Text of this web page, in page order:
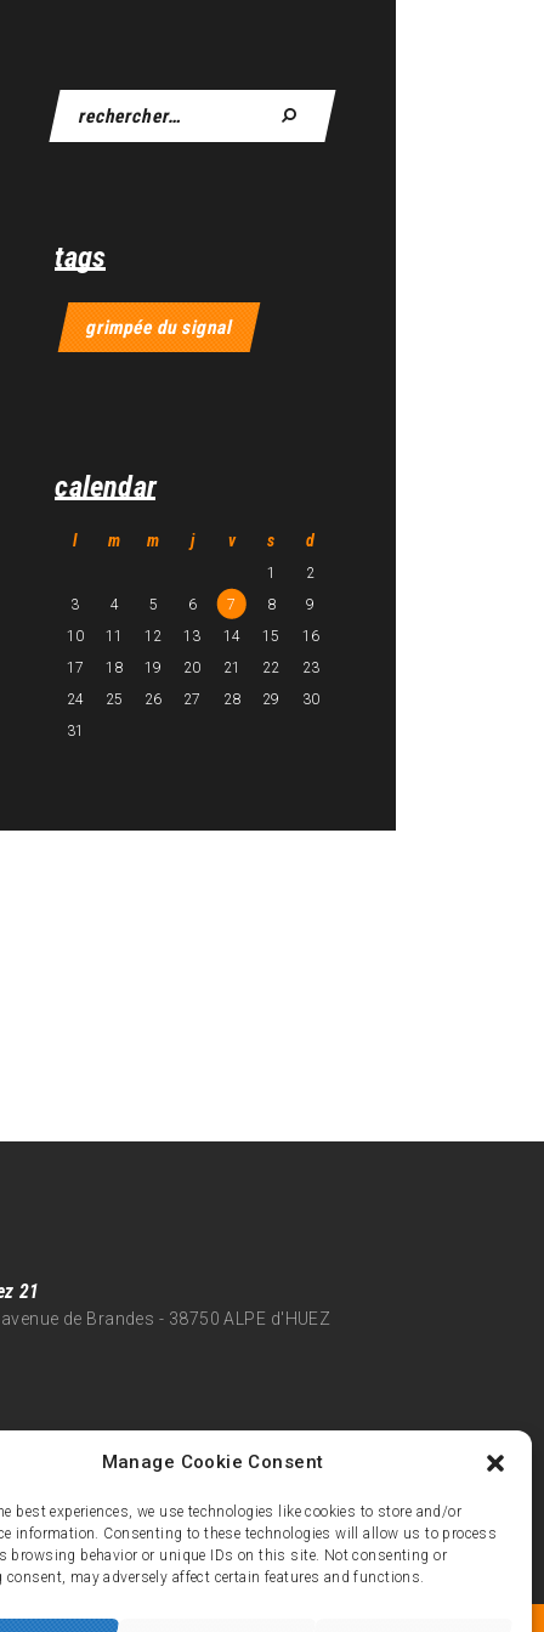
Manage Cookie Consent
best experiences, we use technologies like cookies to store and/or
information. Consenting to these technologies will allow us to process
browsing behavior or unique IDs on this site. Not consenting or
may adversely affect certain features and functions.
tags
grimpée du signal
calendar
l m m j v s d
1
2
3
4 5 6 7 8
9
10
11 12 13 14 15
16
17
18 19 20 21 22
23
24
25 26 27 28 29
30
31
21
de Brandes - 38750 ALPE d'HUEZ